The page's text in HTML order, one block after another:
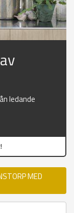
ledande
MED